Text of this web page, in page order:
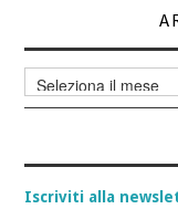
Archivi
articoli
Iscriviti alla